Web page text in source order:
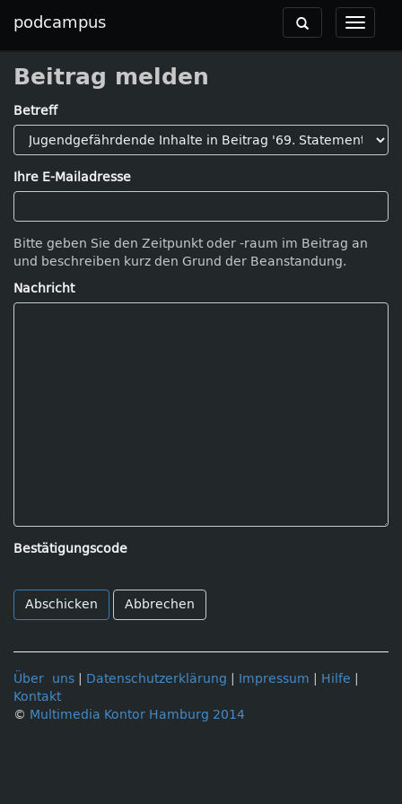
podcampus
Toggle
Toggle
navigation
Beitrag melden
Betreff
Ihre E-Mailadresse
Bitte geben Sie den Zeitpunkt oder -raum im Beitrag an
und beschreiben kurz den Grund der Beanstandung.
Nachricht
Bestätigungscode
Abbrechen
Über uns Datenschutzerklärung Impressum Hilfe
Kontakt
© Multimedia Kontor Hamburg 2014